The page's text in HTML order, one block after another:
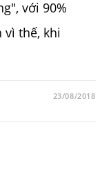
với 90%
vì thế, khi
23/08/2018